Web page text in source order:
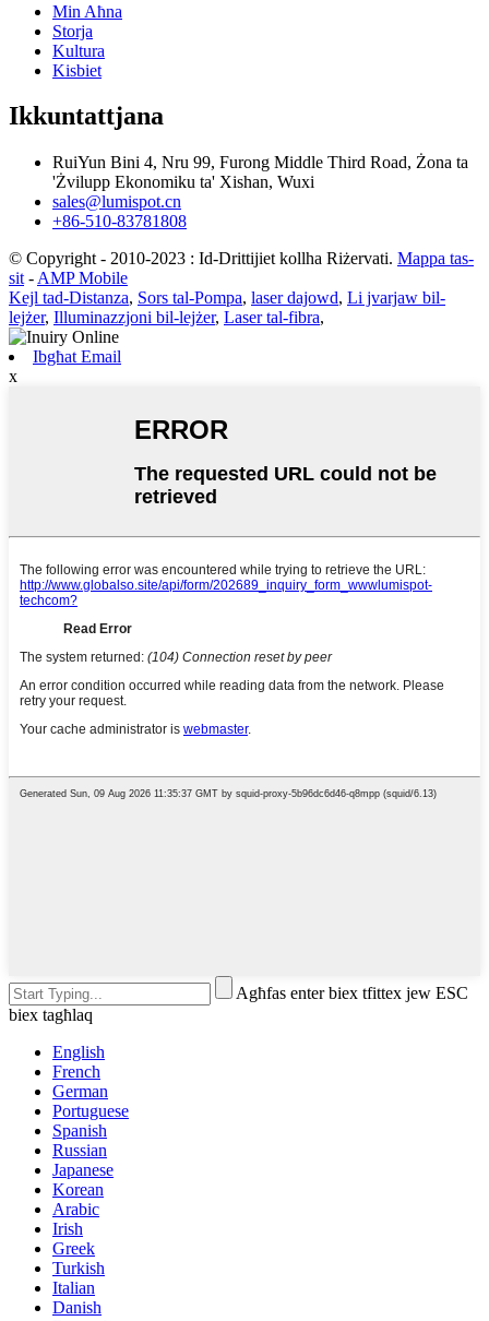
Min Aħna
Storja
Kultura
Kisbiet
Ikkuntattjana
RuiYun Bini 4, Nru 99, Furong Middle Third Road, Żona ta
'Żvilupp Ekonomiku ta' Xishan, Wuxi
sales@lumispot.cn
+86-510-83781808
© Copyright - 2010-2023 : Id-Drittijiet kollha Riżervati. Mappa tas-
sit - AMP Mobile
Kejl tad-Distanza, Sors tal-Pompa, laser dajowd, Li jvarjaw bil-
lejżer, Illuminazzjoni bil-lejżer, Laser tal-fibra,
Ibgħat Email
x
Agħfas enter biex tfittex jew ESC
biex tagħlaq
English
French
German
Portuguese
Spanish
Russian
Japanese
Korean
Arabic
Irish
Greek
Turkish
Italian
Danish